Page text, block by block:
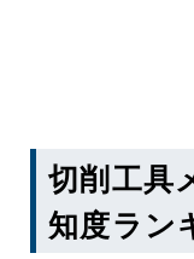
切削工具
知度ラン